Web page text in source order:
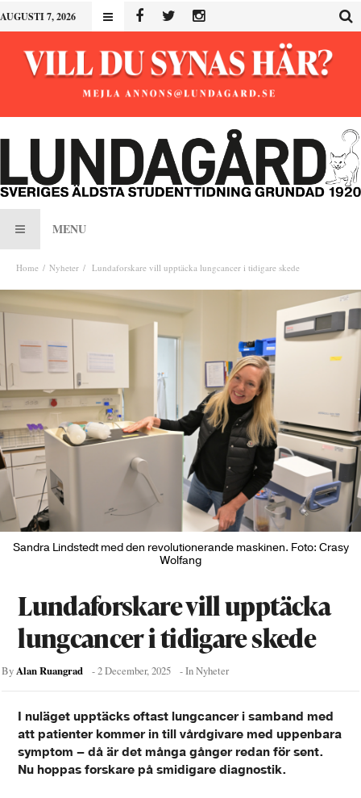
AUGUSTI 7, 2026
MENU
Home Nyheter Lundaforskare vill upptäcka lungcancer i tidigare skede
Sandra Lindstedt med den revolutionerande maskinen. Foto: Crasy
Wolfang
Lundaforskare vill upptäcka
lungcancer i tidigare skede
ByAlan Ruangrad -2 December, 2025 - InNyheter
I nuläget upptäcks oftast lungcancer i samband med
att patienter kommer in till vårdgivare med uppenbara
symptom – då är det många gånger redan för sent.
Nu hoppas forskare på smidigare diagnostik.